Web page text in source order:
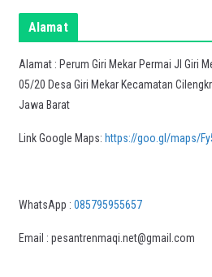
Alamat
Alamat : Perum Giri Mekar Permai Jl Giri
05/20 Desa Giri Mekar Kecamatan
Jawa Barat
Link Google Maps: https://goo.gl/maps/
WhatsApp : 085795955657
Email : pesantrenmaqi.net@gmail.com